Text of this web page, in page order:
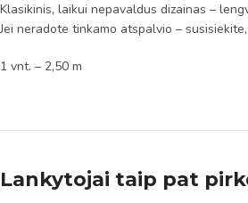
Klasikinis, laikui nepavaldus dizainas –
Jei neradote tinkamo atspalvio –
​1 vnt. – 2,50 m
Lankytojai taip pat